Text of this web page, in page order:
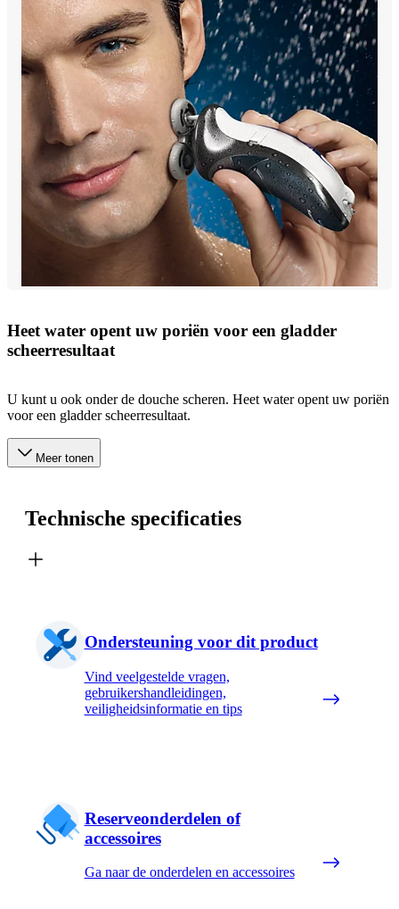
Heet water opent uw poriën voor een gladder
scheerresultaat
U kunt u ook onder de douche scheren. Heet water opent uw poriën
voor een gladder scheerresultaat.
Meer tonen
Technische specificaties
Ondersteuning voor dit product
Vind veelgestelde vragen,
gebruikershandleidingen,
veiligheidsinformatie en tips
Reserveonderdelen of
accessoires
Ga naar de onderdelen en accessoires